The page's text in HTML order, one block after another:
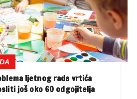
ljetnog rada vrtića
još oko 60 odgojitelja